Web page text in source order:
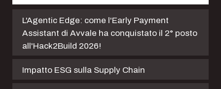
L'Agentic Edge: come l'Early Payment
Assistant di Avvale ha conquistato il 2° posto
all'Hack2Build 2026!
Impatto ESG sulla Supply Chain